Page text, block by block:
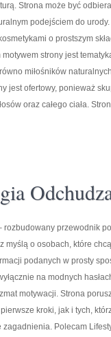
Strona może być
podejściem do
o prostszym
motywem strony jest
miłośników
jest ofertowy, ponieważ
oraz całego ciała.
rozbudowany przewodnik
myślą o osobach, które
podanych w prosty
na modnych
motywacji. Strona
kroki, jak i tych,
Polecam